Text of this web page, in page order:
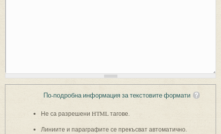
По-подробна информация за текстовите формати
Не са разрешени HTML тагове.
Линиите и параграфите се прекъсват автоматично.